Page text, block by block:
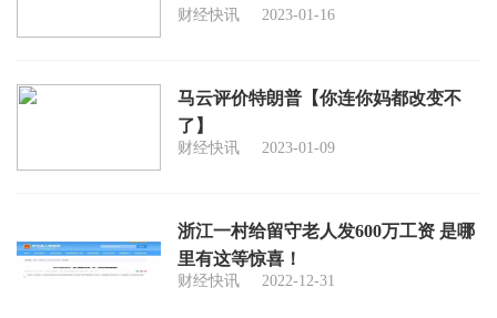
财经快讯 2023-01-16
马云评价特朗普【你连你妈都改变不
了】
财经快讯 2023-01-09
浙江一村给留守老人发600万工资 是哪
里有这等惊喜！
财经快讯 2022-12-31